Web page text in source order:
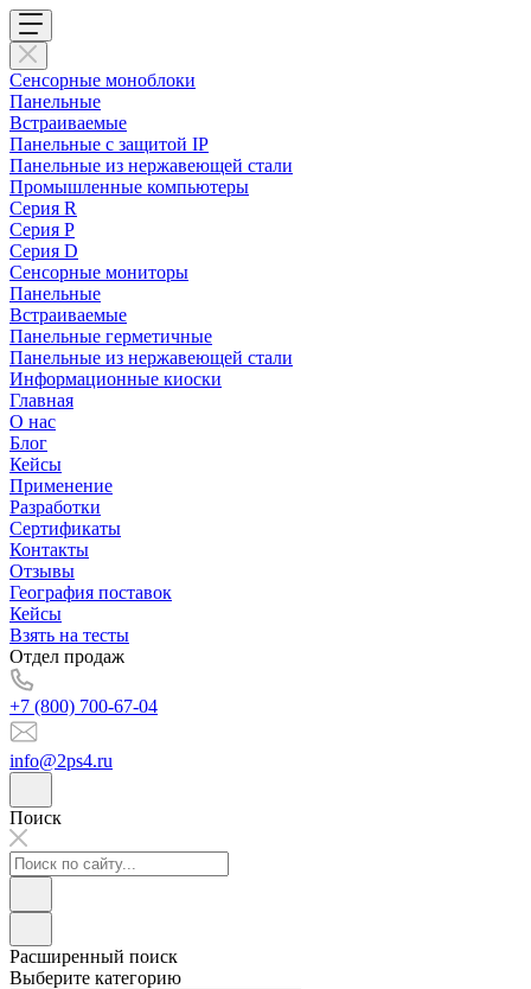
Сенсорные моноблоки
Панельные
Встраиваемые
Панельные с защитой IP
Панельные из нержавеющей стали
Промышленные компьютеры
Cерия R
Серия P
Серия D
Сенсорные мониторы
Панельные
Встраиваемые
Панельные герметичные
Панельные из нержавеющей стали
Информационные киоски
Главная
О нас
Блог
Кейсы
Применение
Разработки
Сертификаты
Контакты
Отзывы
География поставок
Кейсы
Взять на тесты
Отдел продаж
+7 (800) 700-67-04
info@2ps4.ru
Поиск
Расширенный поиск
Выберите категорию